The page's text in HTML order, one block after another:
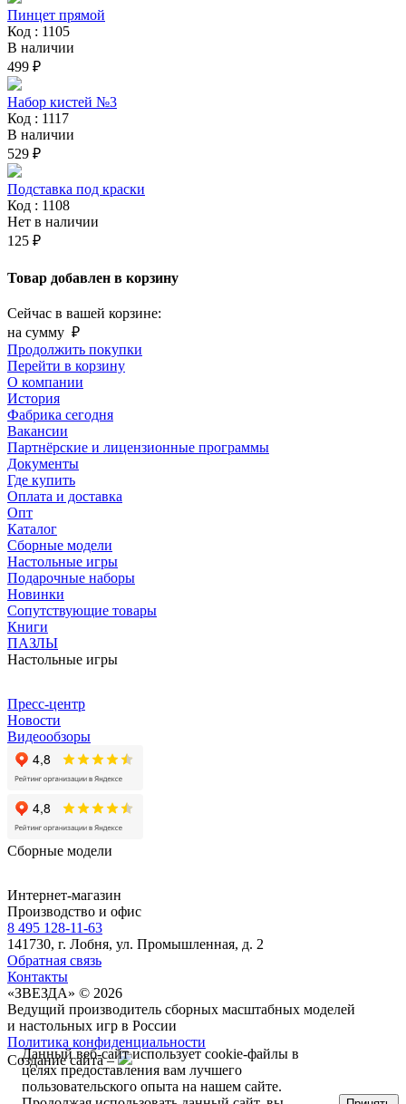
Пинцет прямой
Код : 1105
В наличии
499 ₽
Набор кистей №3
Код : 1117
В наличии
529 ₽
Подставка под краски
Код : 1108
Нет в наличии
125 ₽
Товар добавлен в корзину
Сейчас в вашей корзине:
на сумму ₽
Продолжить покупки
Перейти в корзину
О компании
История
Фабрика сегодня
Вакансии
Партнёрские и лицензионные программы
Документы
Где купить
Оплата и доставка
Опт
Каталог
Сборные модели
Настольные игры
Подарочные наборы
Новинки
Сопутствующие товары
Книги
ПАЗЛЫ
Настольные игры
Пресс-центр
Новости
Видеообзоры
Сборные модели
Интернет-магазин
Производство и офис
8 495 128-11-63
141730, г. Лобня, ул. Промышленная, д. 2
Обратная связь
Контакты
«ЗВЕЗДА» © 2026
Ведущий производитель сборных масштабных моделей
и настольных игр в России
Политика конфиденциальности
Создание сайта –
Данный веб-сайт использует cookie-файлы в
целях предоставления вам лучшего
пользовательского опыта на нашем сайте.